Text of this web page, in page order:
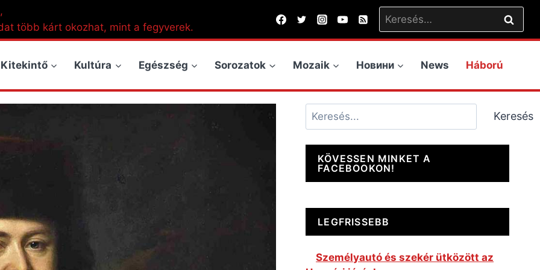
több kárt okozhat, mint a fegyverek.
Keresés:
Kitekintő Kultúra Egészség Sorozatok Mozaik Новини News Háború
Keresés Keresés
KÖVESSEN MINKET A
FACEBOOKON!
LEGFRISSEBB
Személyautó és szekér ütközött az